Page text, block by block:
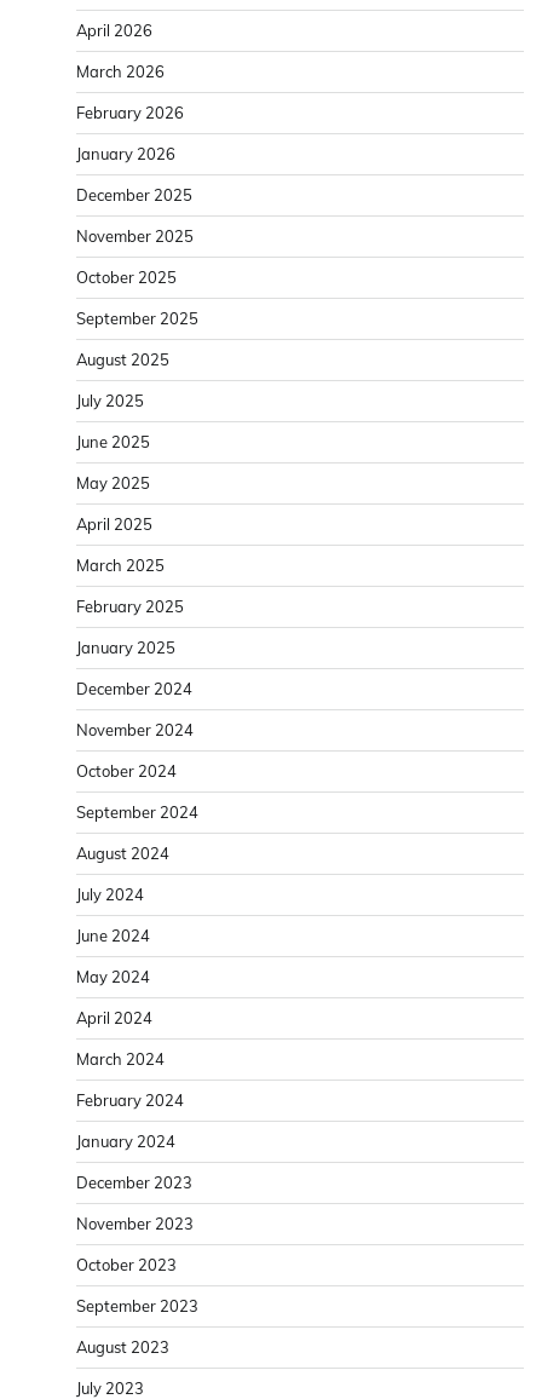
April 2026
March 2026
February 2026
January 2026
December 2025
November 2025
October 2025
September 2025
August 2025
July 2025
June 2025
May 2025
April 2025
March 2025
February 2025
January 2025
December 2024
November 2024
October 2024
September 2024
August 2024
July 2024
June 2024
May 2024
April 2024
March 2024
February 2024
January 2024
December 2023
November 2023
October 2023
September 2023
August 2023
July 2023